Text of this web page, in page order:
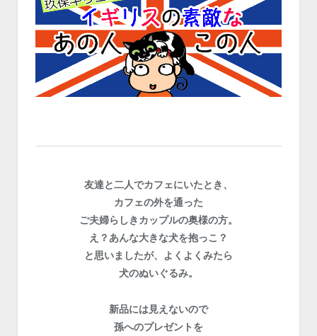
友達と二人でカフェにいたとき、
カフェの外を通った
ご夫婦らしきカップルの奥様の方。
え？あんな大きな犬を抱っこ？
と思いましたが、よくよくみたら
犬のぬいぐるみ。
新品には見えないので
孫へのプレゼントを